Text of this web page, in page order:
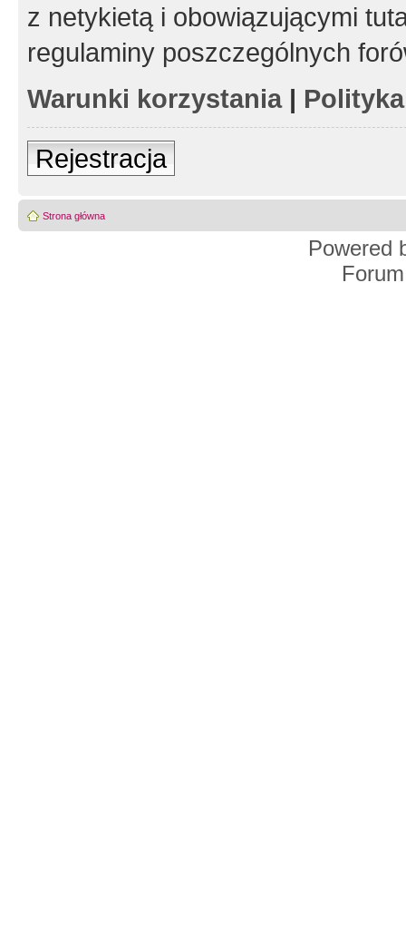
z netykietą i obowiązującymi
regulaminy poszczególnych
Warunki korzystania|
Rejestracja
Strona główna
Powered